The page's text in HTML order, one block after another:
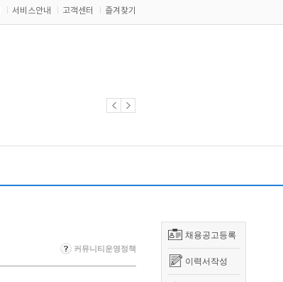
서비스안내 고객센터 즐겨찾기
채용공고등록
이력서작성
커뮤니티운영정책